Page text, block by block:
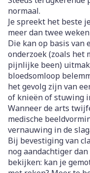
normaal.
Je spreekt het beste
meer dan twee
Die kan op basis van
onderzoek (zoals het
pijnlijke been)
bloedsomloop
het gevolg zijn van
of knieën of stuwing
Wanneer de arts
medische
vernauwing in de
Bij bevestiging van
nog aandachtiger
bekijken: kan je